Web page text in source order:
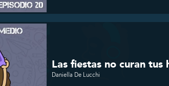
Las fiestas no curan tus
Daniella De Lucchi